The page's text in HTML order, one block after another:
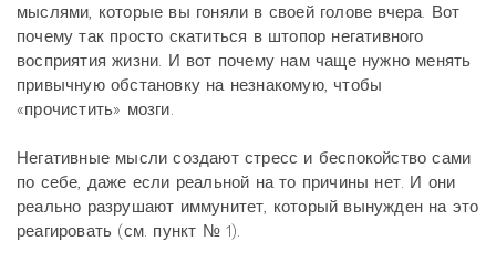
мыслями, которые вы гоняли в своей голове вчера. Вот
почему так просто скатиться в штопор негативного
восприятия жизни. И вот почему нам чаще нужно менять
привычную обстановку на незнакомую, чтобы
«прочистить» мозги.
Негативные мысли создают стресс и беспокойство сами
по себе, даже если реальной на то причины нет. И они
реально разрушают иммунитет, который вынужден на это
реагировать (см. пункт № 1).